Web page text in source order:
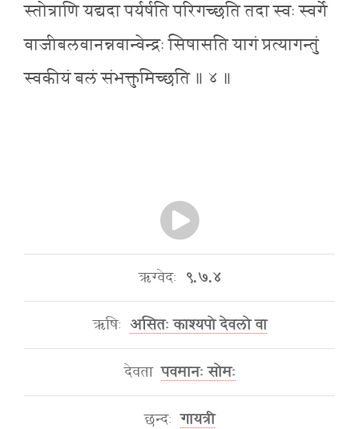
स्तोत्राणि यद्यदा पर्यर्षति परिगच्छति तदा स्वः स्वर्गे
वाजीबलवानन्नवान्वेन्द्रः सिषासति यागं प्रत्यागन्तुं
स्वकीयं बलं संभक्तुमिच्छति ॥ ४ ॥
ऋग्वेदः ९.७.४
ऋषिः असितः काश्यपो देवलो वा
देवता पवमानः सोमः
छन्दः गायत्री